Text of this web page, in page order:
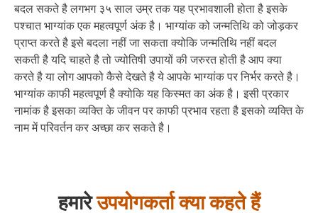
बदल सकते है लगभग ३५ साल उम्र तक यह प्रभावशाली होता है इसके
पश्चात भाग्यांक एक महत्वपूर्ण अंक है। भाग्यांक को जन्मतिथि को जोड़कर
प्राप्त करते है इसे बदला नहीं जा सकता क्योकि जन्मतिथि नहीं बदल
सकती है यदि चाहते है तो ज्योतिषी उपायों की जरुरत होती है आप क्या
करते है या लोग आपको कैसे देखते है ये आपके भाग्यांक पर निर्भर करते है।
भाग्यांक काफी महत्वपूर्ण है क्योकि यह किस्मत का अंक है। इसी प्रकार
नामांक है इसका व्यक्ति के जीवन पर काफी प्रभाव रहता है इसको व्यक्ति के
नाम में परिवर्तन कर अच्छा कर सकते है।
हमारेउपयोगकर्ता क्या कहते हैं